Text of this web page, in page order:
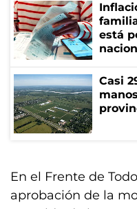
está
Casi
En el Frente de
aprobación de la